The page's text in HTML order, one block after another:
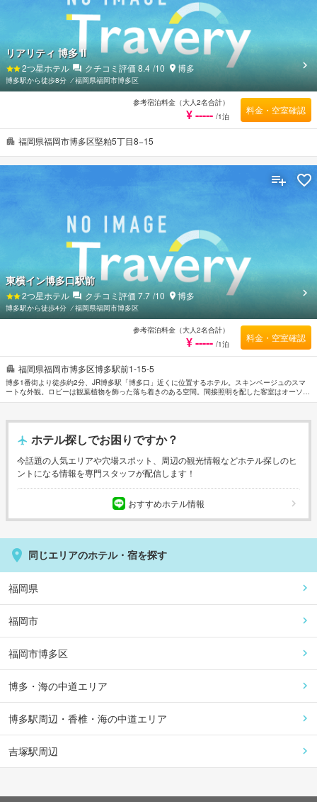
福岡県福岡市博多区堅粕5丁目8−15
リアリティ 博多 II
2つ星ホテル クチコミ評価8.4 /10 博多
博多駅から徒歩8分 ⁄福岡県福岡市博多区
参考宿泊料金（大人2名合計）
¥ ----- /1泊
料金・空室確認
福岡県福岡市博多区博多駅前1-15-5
博多1番街より徒歩約2分、JR博多駅「博多口」近くに位置するホテル。スキンベージュのスマ
ートな外観。ロビーは観葉植物を飾った落ち着きのある空間。間接照明を配した客室はオーソド
ックスなインテリアでまとめられている。バスターミナルが近く観光地へのアクセスに便利なロ
東横イン博多口駅前
2つ星ホテル クチコミ評価7.7 /10 博多
博多駅から徒歩4分 ⁄福岡県福岡市博多区
参考宿泊料金（大人2名合計）
¥ ----- /1泊
料金・空室確認
ホテル探しでお困りですか？
今話題の人気エリアや穴場スポット、周辺の観光情報などホテル探しのヒ
ントになる情報を専門スタッフが配信します！
おすすめホテル情報
同じエリアのホテル・宿を探す
福岡県
福岡市
福岡市博多区
博多・海の中道エリア
博多駅周辺・香椎・海の中道エリア
吉塚駅周辺